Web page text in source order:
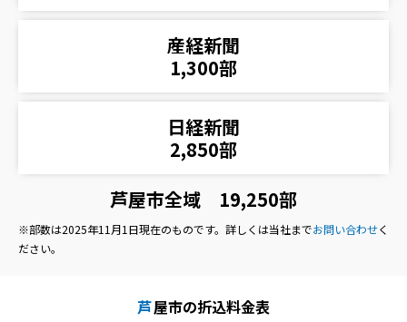
産経新聞
1,300部
日経新聞
2,850部
芦屋市全域 19,250部
※部数は2025年11月1日現在のものです。詳しくは当社までお問い合わせく
ださい。
芦屋市の折込料金表